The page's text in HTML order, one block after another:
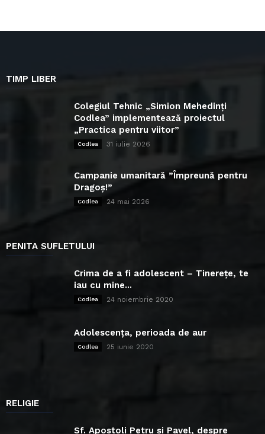
TIMP LIBER
Colegiul Tehnic „Simion Mehedinți
Codlea” implementează proiectul
„Practica pentru viitor”
Codlea 31 iulie 2026
Campanie umanitară ”Împreună pentru
Dragoș!”
Codlea 24 mai 2026
PENITA SUFLETULUI
Crima de a fi adolescent – Tinerețe, te
iau cu mine...
Codlea 24 noiembrie 2020
Adolescența, perioada de aur
Codlea 25 iunie 2020
RELIGIE
Sf. Apostoli Petru și Pavel, despre